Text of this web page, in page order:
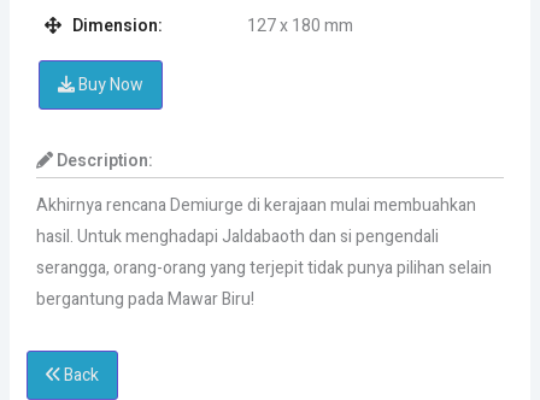
Dimension:
127 x 180 mm
Buy Now
Description:
Akhirnya rencana Demiurge di kerajaan mulai membuahkan
hasil. Untuk menghadapi Jaldabaoth dan si pengendali
serangga, orang-orang yang terjepit tidak punya pilihan selain
bergantung pada Mawar Biru!
Back